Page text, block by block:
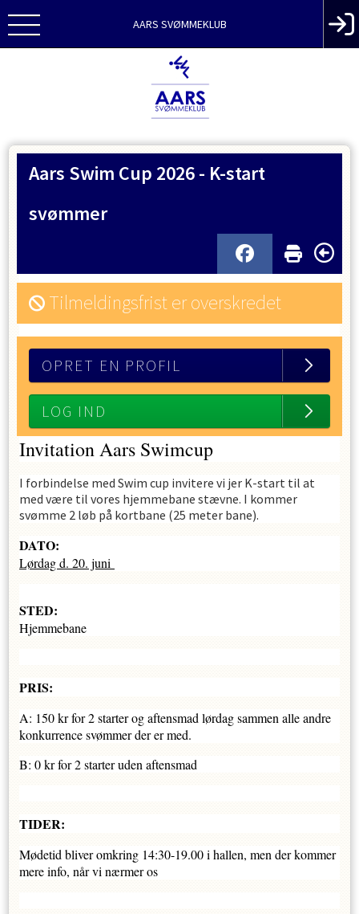
AARS SVØMMEKLUB
Aars Swim Cup 2026 - K-start
svømmer
Tilmeldingsfrist er overskredet
OPRET EN PROFIL
LOG IND
Invitation Aars Swimcup
I forbindelse med Swim cup invitere vi jer K-start til at
med være til vores hjemmebane stævne. I kommer
svømme 2 løb på kortbane (25 meter bane).
DATO:
Lørdag d. 20. juni
STED:
Hjemmebane
PRIS:
A: 150 kr for 2 starter og aftensmad lørdag sammen alle andre
konkurrence svømmer der er med.
B: 0 kr for 2 starter uden aftensmad
TIDER:
Mødetid bliver omkring 14:30-19.00 i hallen, men der kommer
mere info, når vi nærmer os